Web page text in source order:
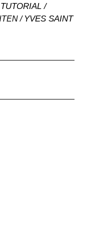
TUTORIAL
YVES SAINT